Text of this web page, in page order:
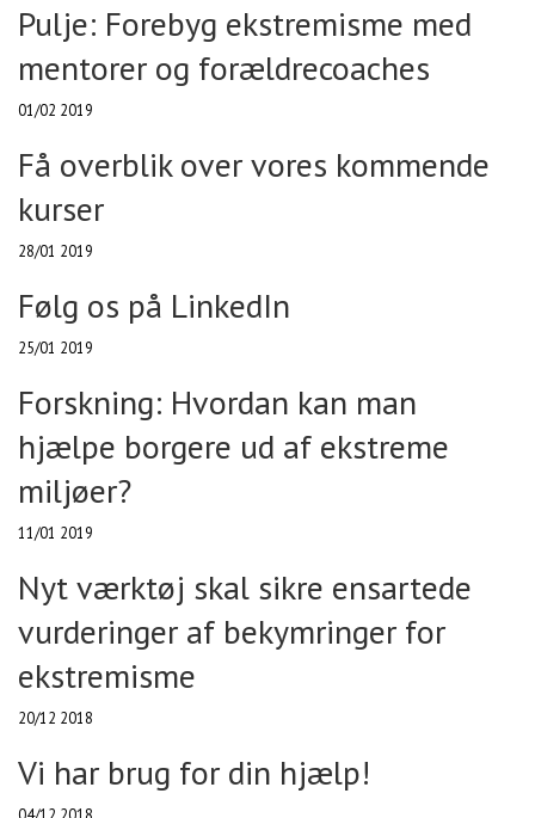
Pulje: Forebyg ekstremisme med
mentorer og forældrecoaches
01/02 2019
Få overblik over vores kommende
kurser
28/01 2019
Følg os på LinkedIn
25/01 2019
Forskning: Hvordan kan man
hjælpe borgere ud af ekstreme
miljøer?
11/01 2019
Nyt værktøj skal sikre ensartede
vurderinger af bekymringer for
ekstremisme
20/12 2018
Vi har brug for din hjælp!